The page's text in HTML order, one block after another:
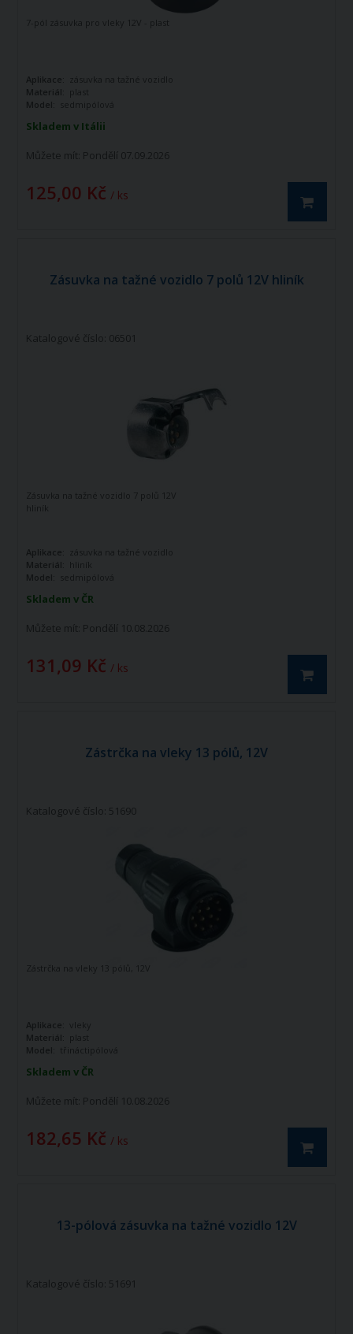
Skladem v Itálii
Můžete mít: Pondělí 07.09.2026
125,00 Kč / ks
7-pól zásuvka pro vleky 12V - plast
Aplikace: zásuvka na tažné vozidlo
Materiál: plast
Model:
sedmipólová
Zásuvka na tažné vozidlo 7 polů 12V hliník
Katalogové číslo: 06501
Skladem v ČR
Můžete mít: Pondělí 10.08.2026
131,09 Kč / ks
Zásuvka na tažné vozidlo 7 polů 12V
hliník
Aplikace: zásuvka na tažné vozidlo
Materiál: hliník
Model:
sedmipólová
Zástrčka na vleky 13 pólů, 12V
Katalogové číslo: 51690
Skladem v ČR
Můžete mít: Pondělí 10.08.2026
182,65 Kč / ks
Zástrčka na vleky 13 pólů, 12V
Aplikace:
vleky
Materiál: plast
Model: třináctipólová
13-pólová zásuvka na tažné vozidlo 12V
Katalogové číslo: 51691